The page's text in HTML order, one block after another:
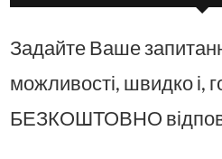
Задайте Ваше
можливості, швидко і,
БЕЗКОШТОВНО